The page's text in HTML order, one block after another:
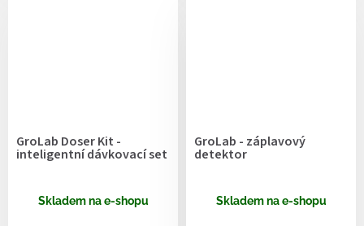
GroLab Doser Kit -
inteligentní dávkovací set
Skladem na e-shopu
GroLab - záplavový
detektor
Skladem na e-shopu